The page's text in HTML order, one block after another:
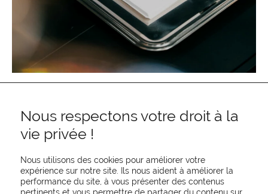
Nous respectons votre droit à la
vie privée !
Nous utilisons des cookies pour améliorer votre
expérience sur notre site. Ils nous aident à améliorer la
performance du site, à vous présenter des contenus